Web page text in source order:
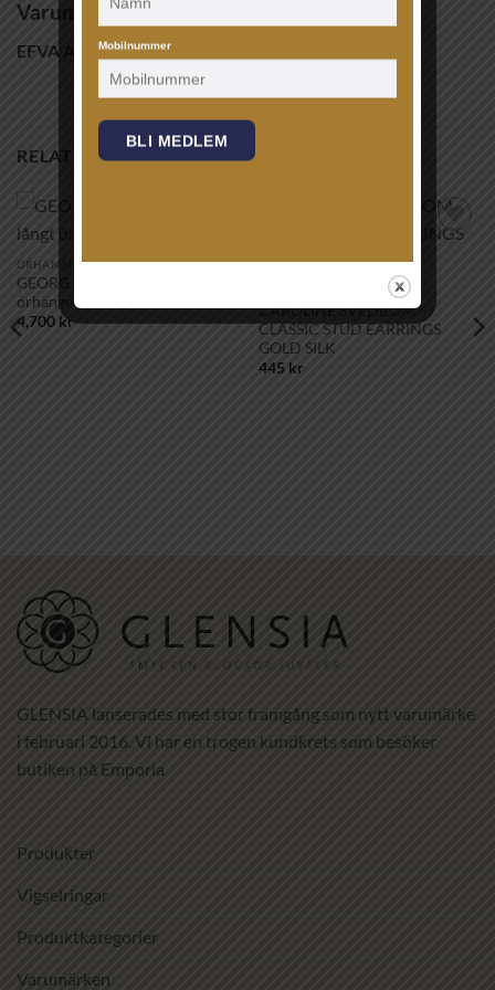
Varumärke
EFVA ATTLING
RELATERADE PRODUKTER
önskelistan!
ÖRHÄNGEN
GEORG JENSEN – MERCY långt
örhänge sterling silver
4,700 kr
önskelistan!
CAROLINE SVEDBOM –
CLASSIC STUD EARRINGS
GOLD SILK
445 kr
GLENSIA lanserades med stor framgång som nytt varumärke
i februari 2016. Vi har en trogen kundkrets som besöker
butiken på Emporia
Produkter
Vigselringar
Produktkategorier
Varumärken
Mobilnummer
BLI MEDLEM